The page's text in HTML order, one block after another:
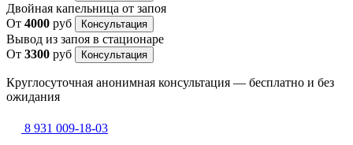
Двойная капельница от запоя
От 4000 руб Консультация
Вывод из запоя в стационаре
От 3300 руб Консультация
Круглосуточная анонимная консультация — бесплатно и без
ожидания
8 931 009-18-03